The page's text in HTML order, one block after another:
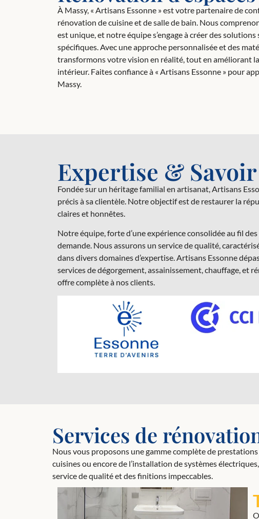
À Massy, « Artisans Essonne » est votre partenaire de
rénovation de cuisine et de salle de bain. Nous
est unique, et notre équipe s’engage à créer des
spécifiques. Avec une approche personnalisée et des
transformons votre vision en réalité, tout en améliorant
intérieur. Faites confiance à « Artisans Essonne » pour
Massy.
Expertise &
Fondée sur un héritage familial en artisanat, Artisans
précis à sa clientèle. Notre objectif est de restaurer la
claires et honnêtes.
Notre équipe, forte d’une expérience consolidée au fil
demande. Nous assurons un service de qualité,
dans divers domaines d’expertise. Artisans Essonne
services de dégorgement, assainissement, chauffage, et
offre complète à nos clients.
Services de
Nous vous proposons une gamme complète de
cuisines ou encore de l’installation de systèmes
service de qualité et des finitions impeccables.